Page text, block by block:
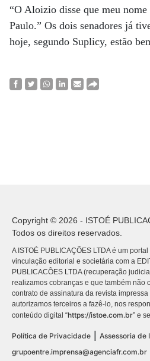
“O Aloizio disse que meu
Paulo.” Os dois senadores já
hoje, segundo Suplicy, estão
Copyright © 2026 - ISTOÉ
Todos os direitos reservados.
A ISTOÉ PUBLICAÇÕES LTDA é um
vinculação editorial e societária com a
PUBLICACÕES LTDA (recuperação
realizamos cobranças e que também não
contrato de assinatura da revista
autorizamos terceiros a fazê-lo, nos
conteúdo digital “https://istoe.com.br” e
Política de Privacidade
Assessoria de
grupoentre.imprensa@agenciafr.com.br